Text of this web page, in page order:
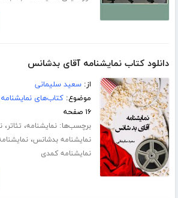
دانلود کتاب نمایشنامه آقای بدشانس
از:سعید سلیمانی
موضوع:کتاب‌های نمایشنامه
۱۶ صفحه
برچسب‌ها:نمایشنامه، تئاتر،
نمایشنامه بدشانس،
نمایشنامه کمدی